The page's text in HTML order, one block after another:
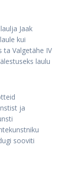
Jaak
kui
ta Valgetähe IV
laulu
ja
sooviti